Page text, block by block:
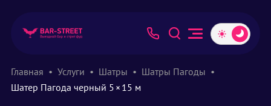
Главная Услуги Шатры
Шатры Пагоды
Шатер Пагода черный 5 × 15 м